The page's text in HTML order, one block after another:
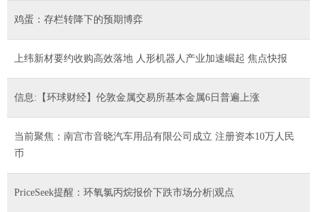
鸡蛋：存栏转降下的预期博弈
上纬新材要约收购高效落地 人形机器人产业加速崛起 焦点快报
信息:【环球财经】伦敦金属交易所基本金属6日普遍上涨
当前聚焦：南宫市音晓汽车用品有限公司成立 注册资本10万人民
币
PriceSeek提醒：环氧氯丙烷报价下跌市场分析|观点